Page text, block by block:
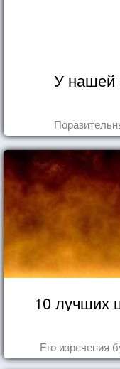
У нашей
10 лучших
Его изречения